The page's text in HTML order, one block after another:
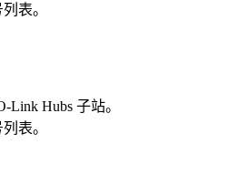
表。
Link Hubs 子站。
表。